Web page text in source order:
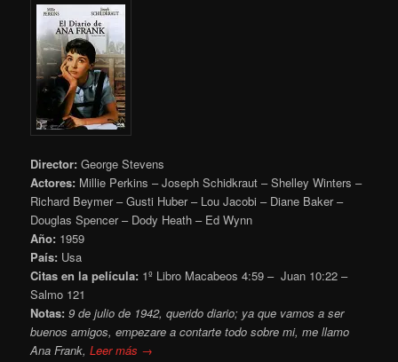
Director: George Stevens
Actores: Millie Perkins – Joseph Schidkraut – Shelley Winters –
Richard Beymer – Gusti Huber – Lou Jacobi – Diane Baker –
Douglas Spencer – Dody Heath – Ed Wynn
Año: 1959
País: Usa
Citas en la película: 1º Libro Macabeos 4:59 – Juan 10:22 –
Salmo 121
Notas:9 de julio de 1942, querido diario; ya que vamos a ser
buenos amigos, empezare a contarte todo sobre mi, me llamo
Ana Frank,Leer más →